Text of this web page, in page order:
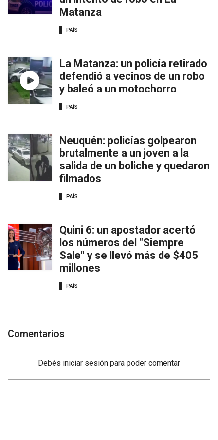
Matanza
PAÍS
La Matanza: un policía retirado
defendió a vecinos de un robo
y baleó a un motochorro
PAÍS
Neuquén: policías golpearon
brutalmente a un joven a la
salida de un boliche y quedaron
filmados
PAÍS
Quini 6: un apostador acertó
los números del "Siempre
Sale" y se llevó más de $405
millones
PAÍS
Comentarios
Debés iniciar sesión para poder comentar